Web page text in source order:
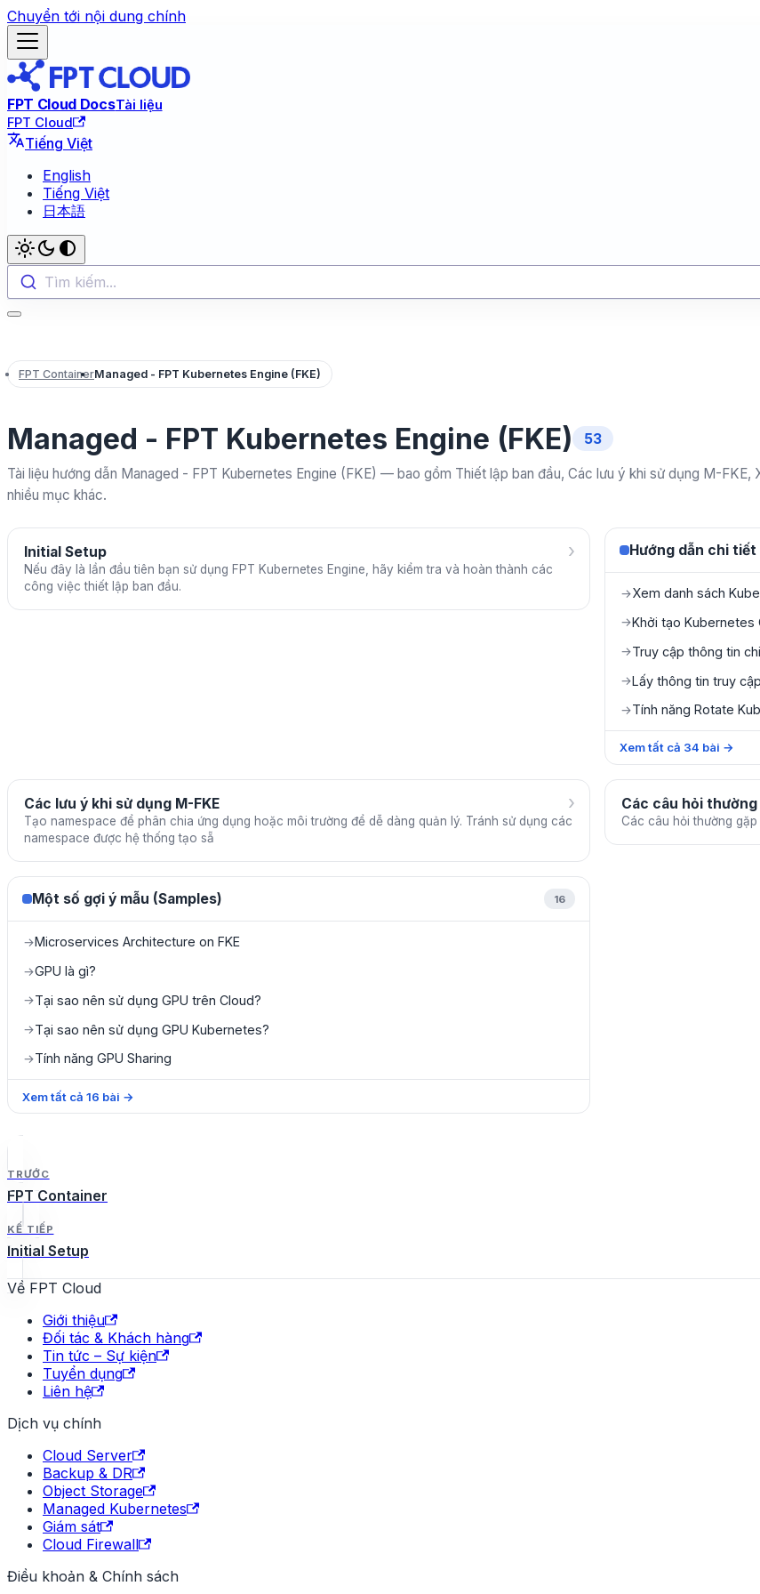
Chuyển tới nội dung chính
FPT Cloud DocsTài liệu
FPT Cloud
Tiếng Việt
English
Tiếng Việt
日本語
Tìm kiếm...
FPT ContainerManaged - FPT Kubernetes Engine (FKE)
Managed - FPT Kubernetes Engine (FKE) 53
Tài liệu hướng dẫn Managed - FPT Kubernetes Engine (FKE) — bao gồm Thiết lập ban đầu, Các lưu ý khi sử dụng M-
nhiều mục khác.
Initial Setup
Nếu đây là lần đầu tiên bạn sử dụng FPT Kubernetes Engine, hãy kiểm tra và hoàn thành các
công việc thiết lập ban đầu.
› Hướng dẫn chi
→Xem danh sách
→Khởi tạo Kubernetes
→Truy cập thông tin
→Lấy thông tin truy
→Tính năng Rotate
Xem tất cả 34 bài →
Các lưu ý khi sử dụng M-FKE
Tạo namespace để phân chia ứng dụng hoặc môi trường để dễ dàng quản lý. Tránh sử dụng các
namespace được hệ thống tạo sẵ
› Các câu hỏi thường
Các câu hỏi thường
Một số gợi ý mẫu (Samples) 16
→Microservices Architecture on FKE
→GPU là gì?
→Tại sao nên sử dụng GPU trên Cloud?
→Tại sao nên sử dụng GPU Kubernetes?
→Tính năng GPU Sharing
Xem tất cả 16 bài →
TRƯỚC
FPT Container
KẾ TIẾP
Initial Setup
Về FPT Cloud
Giới thiệu
Đối tác & Khách hàng
Tin tức – Sự kiện
Tuyển dụng
Liên hệ
Dịch vụ chính
Cloud Server
Backup & DR
Object Storage
Managed Kubernetes
Giám sát
Cloud Firewall
Điều khoản & Chính sách